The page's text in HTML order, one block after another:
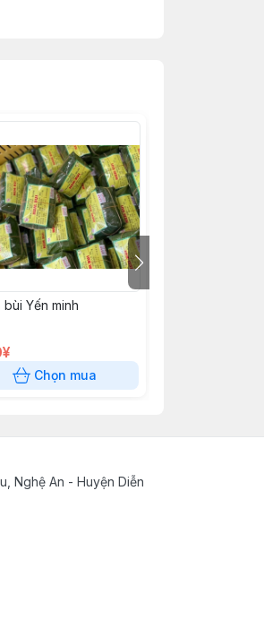
bùi Yến minh
Chọn mua
Nghệ An - Huyện Diễn